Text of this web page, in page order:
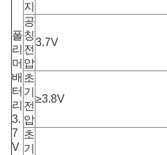
폴
리
머
배
터
리
3.
7
V
지
공
칭
전
압
3.7V
초
기
전
압
≥3.8V
초
기